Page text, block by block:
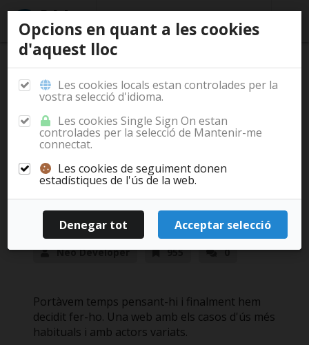
Inici / Documentació / Casos d'ús
La web demo de
BrightSide ja és una
realitat
Novetats
18/4/18
Neo Developer
955 0
Portàvem temps pensant-hi i finalment hem
decidit fer-ho. Una web amb els casos d'ús més
habituals i amb actors variats.
Opcions en quant a les cookies
d'aquest lloc
Les cookies locals estan controlades per la
vostra selecció d'idioma.
Les cookies Single Sign On estan
controlades per la selecció de Mantenir-me
connectat.
Les cookies de seguiment donen
estadístiques de l'ús de la web.